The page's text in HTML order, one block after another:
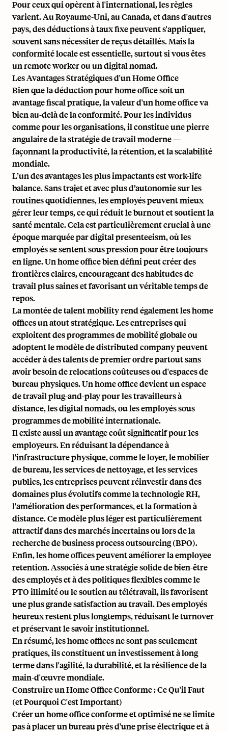
Pour ceux qui opèrent à l'international, les règles
varient. Au Royaume-Uni, au Canada, et dans d'autres
pays, des déductions à taux fixe peuvent s'appliquer,
souvent sans nécessiter de reçus détaillés. Mais la
conformité locale est essentielle, surtout si vous êtes
unremote workerou undigital nomad.
Les Avantages Stratégiques d'un Home Office
Bien que la déduction pour home office soit un
avantage fiscal pratique, la valeur d'un home office va
bien au-delà de la conformité. Pour les individus
comme pour les organisations, il constitue une pierre
angulaire de la stratégie de travail moderne —
façonnant la productivité, la rétention, et la scalabilité
mondiale.
L’un des avantages les plus impactants estwork-life
balance. Sans trajet et avec plus d’autonomie sur les
routines quotidiennes, les employés peuvent mieux
gérer leur temps, ce qui réduit le burnout et soutient la
santé mentale. Cela est particulièrement crucial à une
époque marquée pardigital presenteeism, où les
employés se sentent sous pression pour être toujours
en ligne. Un home office bien défini peut créer des
frontières claires, encourageant des habitudes de
travail plus saines et favorisant un véritable temps de
repos.
La montée detalent mobilityrend également les home
offices un atout stratégique. Les entreprises qui
exploitent des programmes de mobilité globale ou
adoptent le modèle dedistributed companypeuvent
accéder à des talents de premier ordre partout sans
avoir besoin de relocations coûteuses ou d'espaces de
bureau physiques. Un home office devient un espace
de travail plug-and-play pour les travailleurs à
distance, les digital nomads, ou les employés sous
programmes de mobilité internationale.
Il existe aussi un avantage coût significatif pour les
employeurs. En réduisant la dépendance à
l'infrastructure physique, comme le loyer, le mobilier
de bureau, les services de nettoyage, et les services
publics, les entreprises peuvent réinvestir dans des
domaines plus évolutifs comme la technologie RH,
l'amélioration des performances, et la formation à
distance. Ce modèle plus léger est particulièrement
attractif dans des marchés incertains ou lors de la
recherche debusiness process outsourcing (BPO).
Enfin, les home offices peuvent améliorer laemployee
retention. Associés à une stratégie solide de bien-être
des employés et à des politiques flexibles comme le
PTO illimité ou le soutien au télétravail, ils favorisent
une plus grande satisfaction au travail. Des employés
heureux restent plus longtemps, réduisant le turnover
et préservant le savoir institutionnel.
En résumé, les home offices ne sont pas seulement
pratiques, ils constituent un investissement à long
terme dans l'agilité, la durabilité, et la résilience de la
main-d'œuvre mondiale.
Construire un Home Office Conforme : Ce Qu'il Faut
(et Pourquoi C'est Important)
Créer un home office conforme et optimisé ne se limite
pas à placer un bureau près d'une prise électrique et à